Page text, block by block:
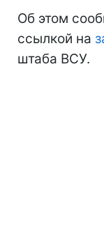
Об этом
ссылкой на
штаба ВСУ.